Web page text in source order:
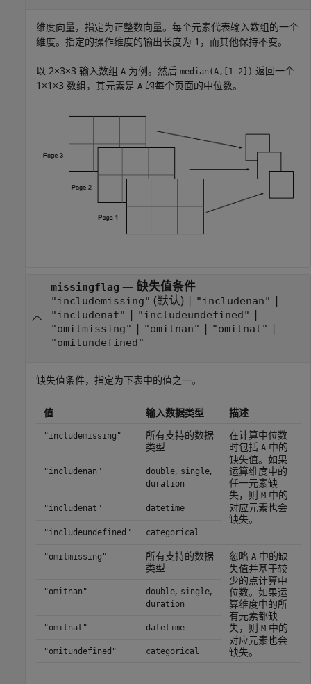
维度向量，指定为正整数向量。每个元素代表输入数组的一个
维度。指定的操作维度的输出长度为 1，而其他保持不变。
以 2×3×3 输入数组 A 为例。然后 median(A,[1 2]) 返回一个
1×1×3 数组，其元素是 A 的每个页面的中位数。
missingflag — 缺失值条件
"includemissing" (默认) | "includenan" |
"includenat" | "includeundefined" |
"omitmissing" | "omitnan" | "omitnat" |
"omitundefined"
缺失值条件，指定为下表中的值之一。
值 输入数据类型 描述
"includemissing"
所有支持的数据
类型
在计算中位数
时包括 A中的
缺失值。如果
运算维度中的
任一元素缺
失，则 M中的
对应元素也会
缺失。
"includenan" double, single,
duration
"includenat" datetime
"includeundefined" categorical
"omitmissing"
所有支持的数据
类型
忽略 A中的缺
失值并基于较
少的点计算中
位数。如果运
算维度中的所
有元素都缺
失，则 M中的
对应元素也会
缺失。
"omitnan" double, single,
duration
"omitnat" datetime
"omitundefined" categorical